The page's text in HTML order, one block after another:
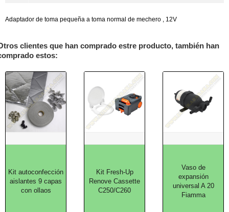
Adaptador de toma pequeña a toma normal de mechero , 12V
clientes que han comprado estre producto, también han
estos:
Kit autoconfección
aislantes 9 capas
con ollaos
Kit Fresh-Up
Renove Cassette
C250/C260
Vaso de
expansión
universal A 20
Fiamma